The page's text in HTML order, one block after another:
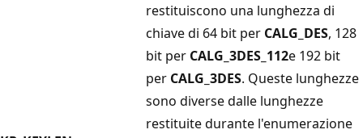
restituiscono una lunghezza di
chiave di 64 bit per CALG_DES, 128
bit per CALG_3DES_112e 192 bit
per CALG_3DES. Queste lunghezze
sono diverse dalle lunghezze
restituite durante l'enumerazione